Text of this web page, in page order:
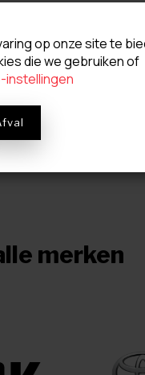
merken
op onze site te
die we gebruiken of
instellingen